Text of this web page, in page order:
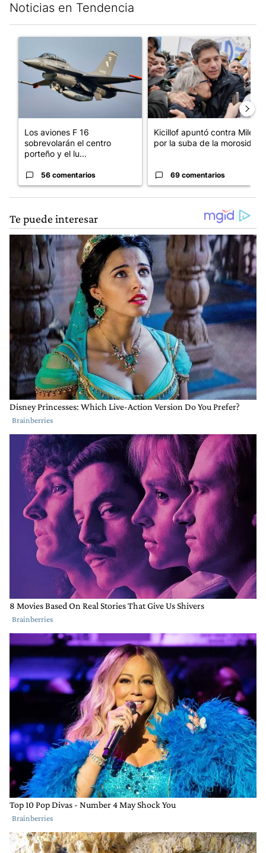
Noticias en Tendencia
Un artículo de tendencia con el título "Los aviones F 16
Los aviones F 16
sobrevolarán el centro
porteño y el lu...
56 comentarios
Un artículo de tendencia con
Kicillof apuntó contra Milei
por la suba de la morosida...
69 comentarios